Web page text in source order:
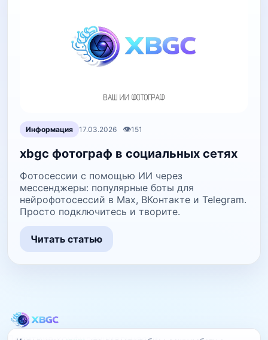
Информация 17.03.2026 👁151
xbgc фотограф в социальных сетях
Фотосессии с помощью ИИ через
мессенджеры: популярные боты для
нейрофотосессий в Max, ВКонтакте и Telegram.
Просто подключитесь и творите.
Читать статью